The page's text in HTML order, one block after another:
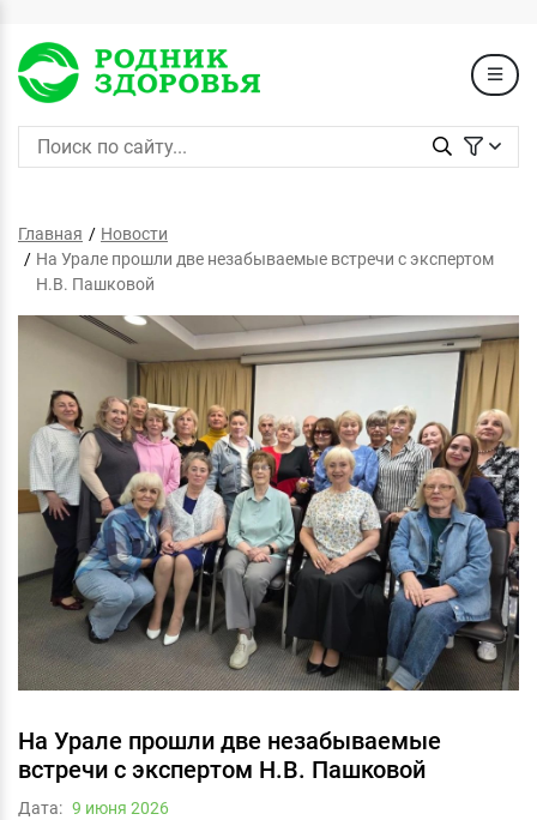
Главная
Новости
На Урале прошли две незабываемые встречи с экспертом
Н.В. Пашковой
На Урале прошли две незабываемые
встречи с экспертом Н.В. Пашковой
Дата: 9 июня 2026